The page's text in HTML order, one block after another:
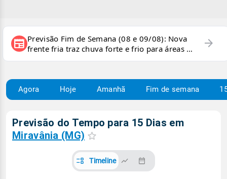
newspaper Previsão Fim de Semana (08 e 09/08): Nova
frente fria traz chuva forte e frio para áreas do
país
arrow_forward
Agora Hoje Amanhã Fim de semana
Previsão do Tempo para 15 Dias em
Miravânia (MG)
Timeline